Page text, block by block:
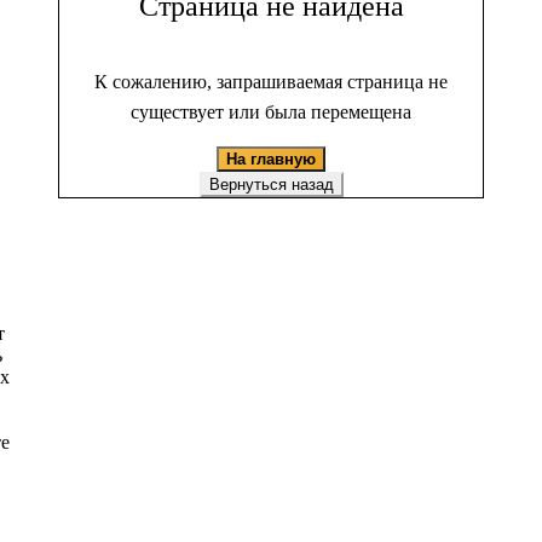
К сожалению, запрашиваемая страница не
существует или была перемещена
На главную
Вернуться назад